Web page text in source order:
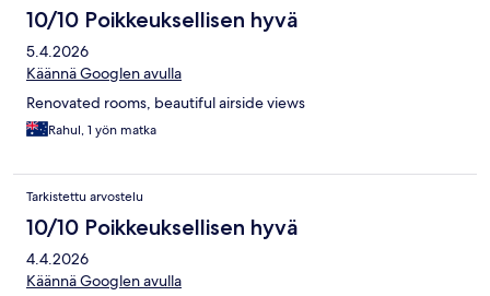
10/10 Poikkeuksellisen hyvä
5.4.2026
Käännä Googlen avulla
Renovated rooms, beautiful airside views
Rahul, 1 yön matka
Tarkistettu arvostelu
10/10 Poikkeuksellisen hyvä
4.4.2026
Käännä Googlen avulla